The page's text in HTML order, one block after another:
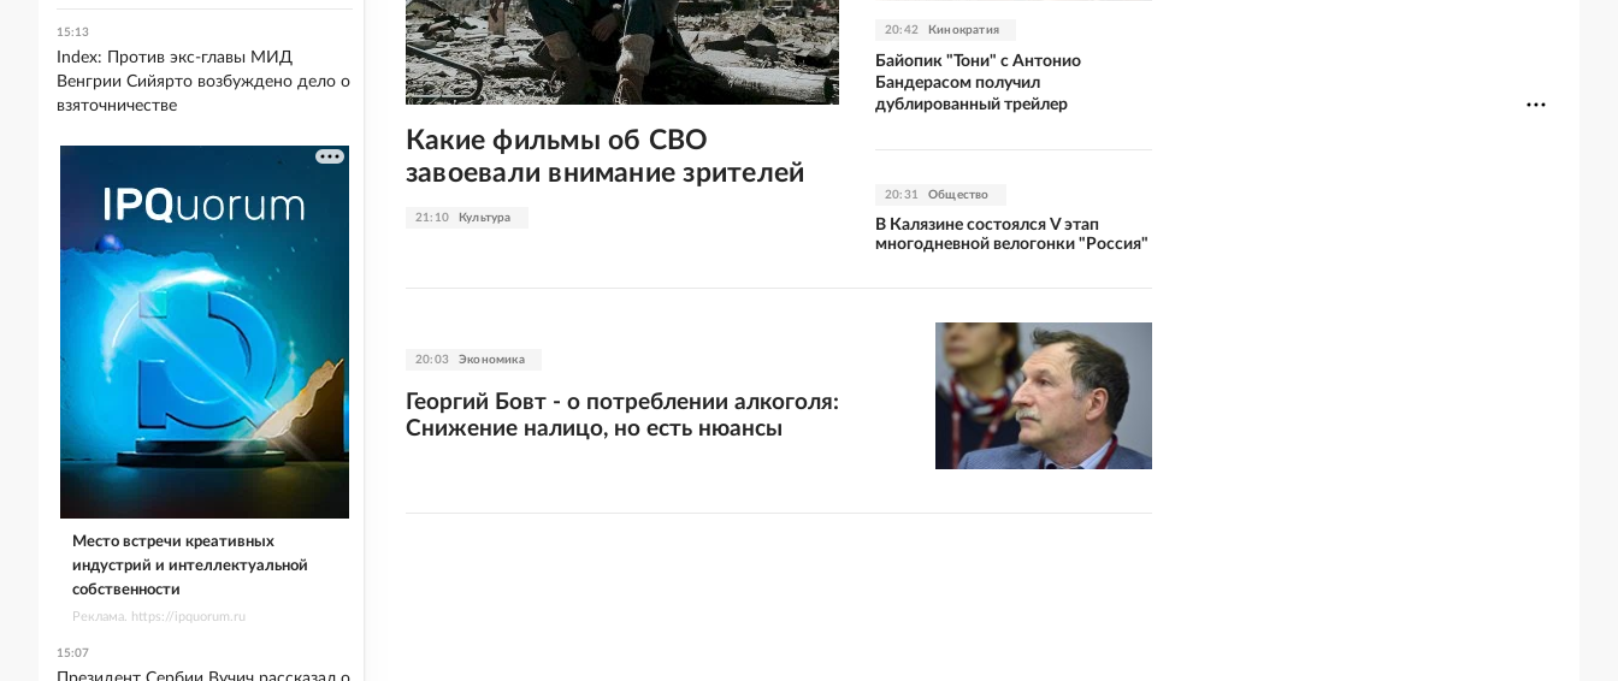
21:10 Культура
Какие фильмы об СВО
завоевали внимание зрителей
20:42 Кинократия
Байопик "Тони" с Антонио
Бандерасом получил
дублированный трейлер
20:31 Общество
В Калязине состоялся V этап
многодневной велогонки "Россия"
20:03 Экономика
Георгий Бовт - о потреблении алкоголя:
Снижение налицо, но есть нюансы
15:13
Index: Против экс-главы МИД
Венгрии Сийярто возбуждено дело о
взяточничестве
Место встречи креативных
индустрий и интеллектуальной
собственности
Реклама. https://ipquorum.ru
15:07